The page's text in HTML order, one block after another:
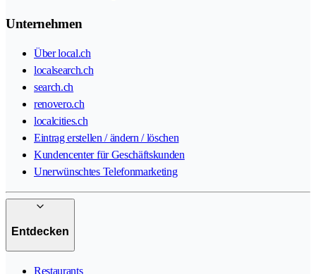
Unternehmen
Über local.ch
localsearch.ch
search.ch
renovero.ch
localcities.ch
Eintrag erstellen / ändern / löschen
Kundencenter für Geschäftskunden
Unerwünschtes Telefonmarketing
Entdecken
Restaurants